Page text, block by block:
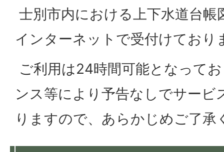
士別市内における上下水道台
インターネットで受付けており
ご利用は24時間可能となって
ンス等により予告なしでサービ
りますので、あらかじめご了承